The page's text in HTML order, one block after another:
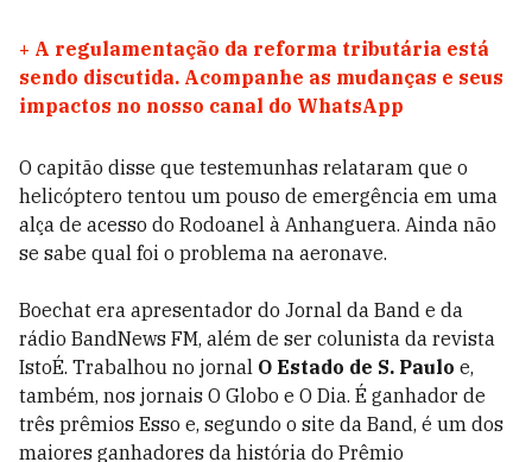
+ A regulamentação da reforma tributária está
sendo discutida. Acompanhe as mudanças e seus
impactos no nosso canal do WhatsApp
O capitão disse que testemunhas relataram que o
helicóptero tentou um pouso de emergência em uma
alça de acesso do Rodoanel à Anhanguera. Ainda não
se sabe qual foi o problema na aeronave.
Boechat era apresentador do Jornal da Band e da
rádio BandNews FM, além de ser colunista da revista
IstoÉ. Trabalhou no jornal O Estado de S. Paulo e,
também, nos jornais O Globo e O Dia. É ganhador de
três prêmios Esso e, segundo o site da Band, é um dos
maiores ganhadores da história do Prêmio